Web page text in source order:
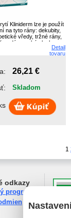
Kliniderm lze je použít
na tyto rány: dekubity,
vředy, tržné rány,
dárcovské plochy,
rány, povrchové aDetail
tovaru
26,21 €
Skladom
1
odkazy
program